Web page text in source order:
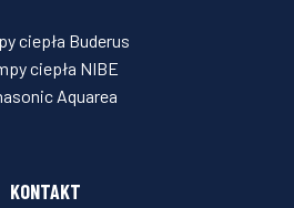
ciepła Buderus
ciepła NIBE
Aquarea
KONTAKT